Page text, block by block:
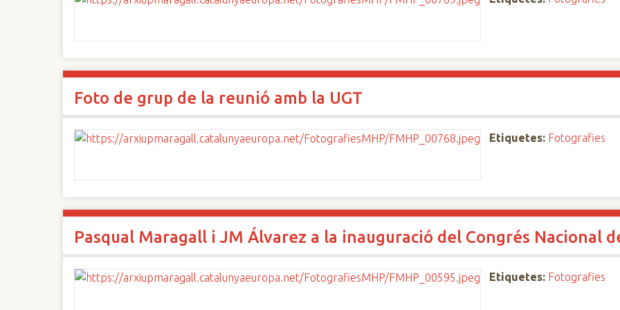
Foto de grup de la reunió amb la UGT
Etiquetes: Fotografies
Pasqual Maragall i JM Álvarez a la inauguració del Congrés Nacional
Etiquetes: Fotografies